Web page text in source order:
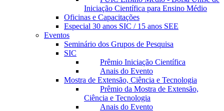
Iniciação Científica para Ensino Médio
Oficinas e Capacitações
Especial 30 anos SIC / 15 anos SEE
Eventos
Seminário dos Grupos de Pesquisa
SIC
Prêmio Iniciação Científica
Anais do Evento
Mostra de Extensão, Ciência e Tecnologia
Prêmio da Mostra de Extensão,
Ciência e Tecnologia
Anais do Evento